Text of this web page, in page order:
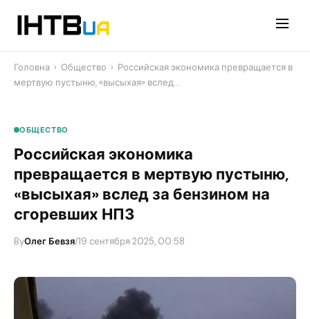
Головна › Общество › Российская экономика превращается в
мертвую пустыню, «высыхая» вслед…
ОБЩЕСТВО
Российская экономика
превращается в мертвую пустыню,
«высыхая» вслед за бензином на
сгоревших НПЗ
ByОлег Бевзя/19 сентября 2025, 00:58